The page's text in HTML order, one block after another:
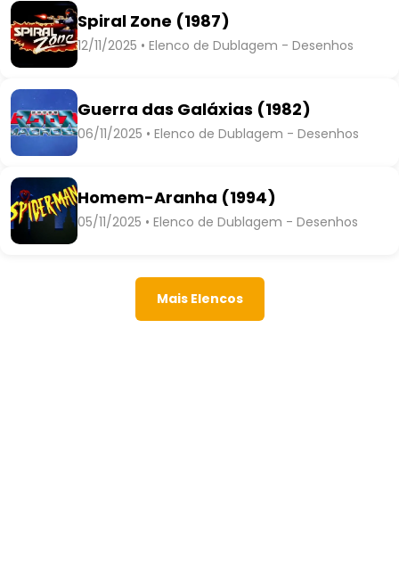
Spiral Zone (1987)
12/11/2025 • Elenco de Dublagem - Desenhos
Guerra das Galáxias (1982)
06/11/2025 • Elenco de Dublagem - Desenhos
Homem-Aranha (1994)
05/11/2025 • Elenco de Dublagem - Desenhos
Mais Elencos